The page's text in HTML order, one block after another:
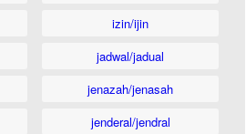
izin/ijin
jadwal/jadual
jenazah/jenasah
jenderal/jendral